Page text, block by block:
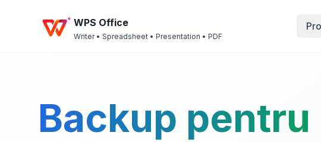
WPS Office
Writer • Spreadsheet • Presentation • PDF
Backup pentru